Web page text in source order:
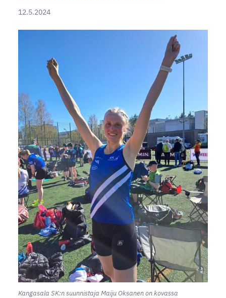
12.5.2024
Kangasala SK:n suunnistaja Maiju Oksanen on kovassa